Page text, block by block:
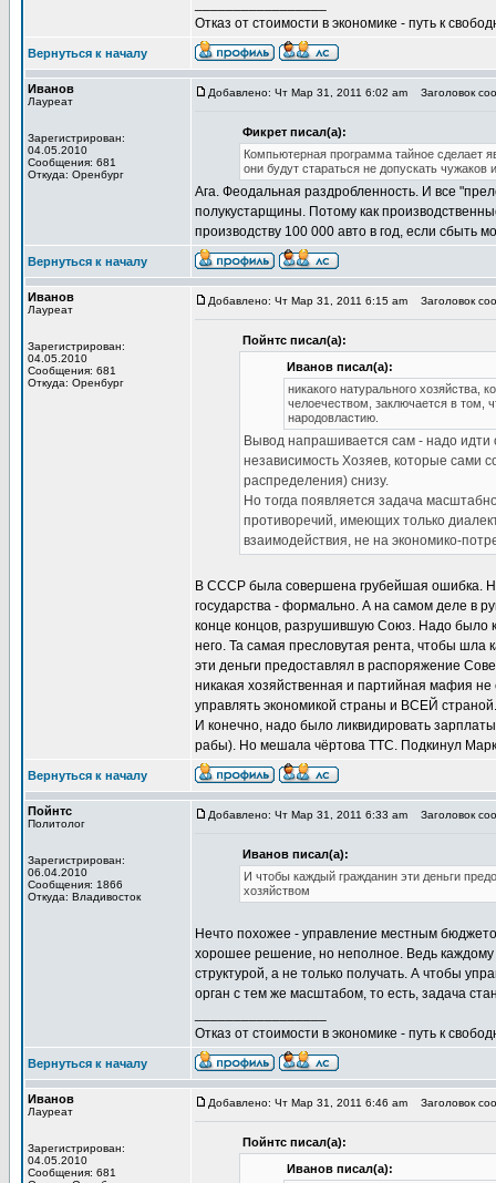
Отказ от стоимости в экономике - путь к
Вернуться к началу
Иванов
Лауреат
Зарегистрирован:
04.05.2010
Сообщения: 681
Откуда: Оренбург
Добавлено: Чт Мар 31, 2011 6:02 am Заголовок
Фикрет писал(а):
Компьютерная программа тайное сделает
они будут стараться не допускать
Ага. Феодальная раздробленность. И все
полукустарщины. Потому как
производству 100 000 авто в год, если сбыть
Вернуться к началу
Иванов
Лауреат
Зарегистрирован:
04.05.2010
Сообщения: 681
Откуда: Оренбург
Добавлено: Чт Мар 31, 2011 6:15 am Заголовок
Пойнтс писал(а):
Иванов писал(а):
никакого натурального хозяйства,
челоечеством, заключается в том,
народовластию.
Вывод напрашивается сам - надо идти
независимость Хозяев, которые сами
распределения) снизу.
Но тогда появляется задача
противоречий, имеющих только
взаимодействия, не на экономико-
В СССР была совершена грубейшая ошибка.
государства - формально. А на самом деле в
конце концов, разрушившую Союз. Надо было
него. Та самая пресловутая рента, чтобы
эти деньги предоставлял в распоряжение
никакая хозяйственная и партийная мафия
управлять экономикой страны и ВСЕЙ страной.
И конечно, надо было ликвидировать
рабы). Но мешала чёртова ТТС. Подкинул
Вернуться к началу
Пойнтс
Политолог
Зарегистрирован:
06.04.2010
Сообщения: 1866
Откуда: Владивосток
Добавлено: Чт Мар 31, 2011 6:33 am Заголовок
Иванов писал(а):
И чтобы каждый гражданин эти деньги
хозяйством
Нечто похожее - управление местным
хорошее решение, но неполное. Ведь каждому
структурой, а не только получать. А чтобы
орган с тем же масштабом, то есть, задача
Отказ от стоимости в экономике - путь к
Вернуться к началу
Иванов
Лауреат
Зарегистрирован:
04.05.2010
Сообщения: 681
Добавлено: Чт Мар 31, 2011 6:46 am Заголовок
Пойнтс писал(а):
Иванов писал(а):